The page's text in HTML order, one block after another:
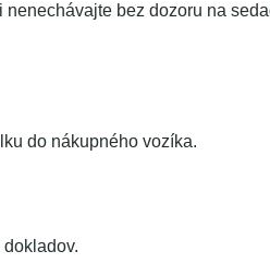
bez dozoru na
do nákupného vozíka.